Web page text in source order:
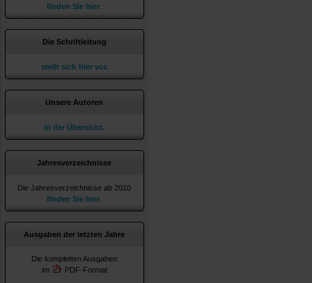
finden Sie hier
Die Schriftleitung
stellt sich hier vor.
Unsere Autoren
in der Übersicht.
Jahresverzeichnisse
Die Jahresverzeichnisse ab 2010
finden Sie hier
Ausgaben der letzten Jahre
Die kompletten Ausgaben
im
PDF-Format